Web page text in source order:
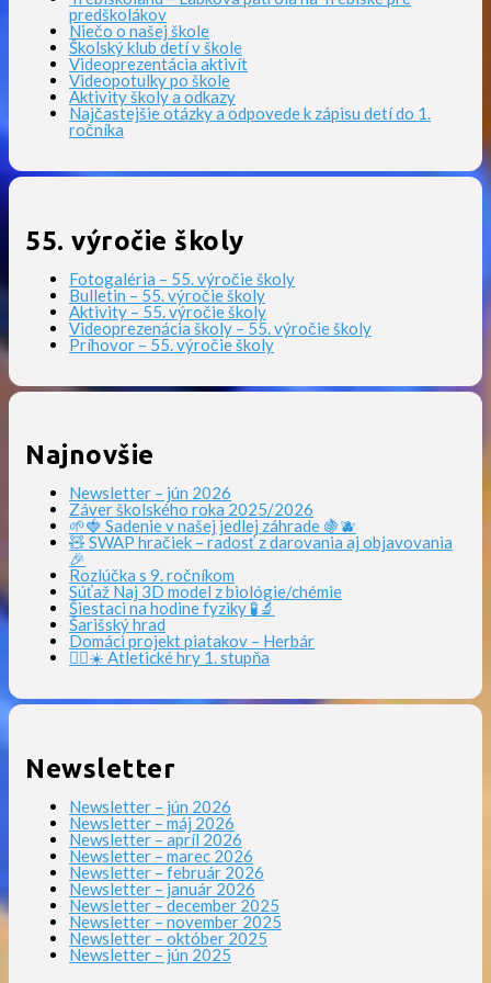
predškolákov
Niečo o našej škole
Školský klub detí v škole
Videoprezentácia aktivít
Videopotulky po škole
Aktivity školy a odkazy
Najčastejšie otázky a odpovede k zápisu detí do 1.
ročníka
55. výročie školy
Fotogaléria – 55. výročie školy
Bulletin – 55. výročie školy
Aktivity – 55. výročie školy
Videoprezenácia školy – 55. výročie školy
Príhovor – 55. výročie školy
Najnovšie
Newsletter – jún 2026
Záver školského roka 2025/2026
🌱🍓 Sadenie v našej jedlej záhrade 🍇🫐
🧸 SWAP hračiek – radosť z darovania aj objavovania
🎉
Rozlúčka s 9. ročníkom
Súťaž Naj 3D model z biológie/chémie
Šiestaci na hodine fyziky 🧪🔬
Šarišský hrad
Domáci projekt piatakov – Herbár
🏃‍♀️☀️ Atletické hry 1. stupňa
Newsletter
Newsletter – jún 2026
Newsletter – máj 2026
Newsletter – apríl 2026
Newsletter – marec 2026
Newsletter – február 2026
Newsletter – január 2026
Newsletter – december 2025
Newsletter – november 2025
Newsletter – október 2025
Newsletter – jún 2025